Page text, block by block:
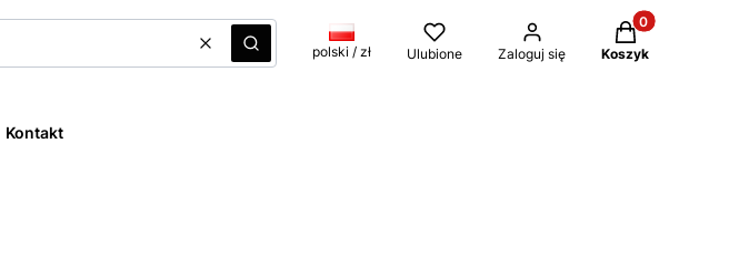
WyczyśćSzukaj polski / zł Ulubione Zaloguj się
Produkty w
Koszyk
Kontakt